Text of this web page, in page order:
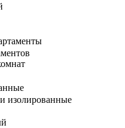
изолированные